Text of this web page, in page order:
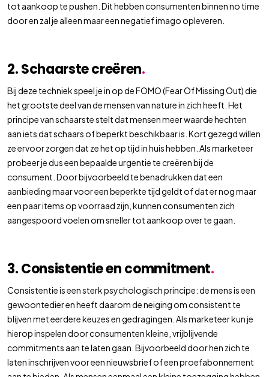
tot aankoop te pushen. Dit hebben consumenten binnen no time
door en zal je alleen maar een negatief imago opleveren.
2. Schaarste creëren.
Bij deze techniek speel je in op de FOMO (Fear Of Missing Out) die
het grootste deel van de mensen van nature in zich heeft. Het
principe van schaarste stelt dat mensen meer waarde hechten
aan iets dat schaars of beperkt beschikbaar is. Kort gezegd willen
ze ervoor zorgen dat ze het op tijd in huis hebben. Als marketeer
probeer je dus een bepaalde urgentie te creëren bij de
consument. Door bijvoorbeeld te benadrukken dat een
aanbieding maar voor een beperkte tijd geldt of dat er nog maar
een paar items op voorraad zijn, kunnen consumenten zich
aangespoord voelen om sneller tot aankoop over te gaan.
3. Consistentie en commitment.
Consistentie is een sterk psychologisch principe: de mens is een
gewoontedier en heeft daarom de neiging om consistent te
blijven met eerdere keuzes en gedragingen. Als marketeer kun je
hierop inspelen door consumenten kleine, vrijblijvende
commitments aan te laten gaan. Bijvoorbeeld door hen zich te
laten inschrijven voor een nieuwsbrief of een proefabonnement